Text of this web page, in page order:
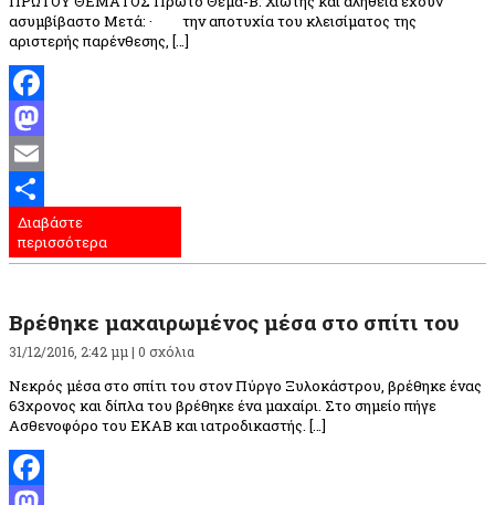
ασυμβίβαστο Μετά: · την αποτυχία του κλεισίματος της
αριστερής παρένθεσης, […]
Facebook
Mastodon
Email
Μοιραστείτε
Διαβάστε
περισσότερα
Βρέθηκε μαχαιρωμένος μέσα στο σπίτι του
31/12/2016, 2:42 μμ | 0 σχόλια
Νεκρός μέσα στο σπίτι του στον Πύργο Ξυλοκάστρου, βρέθηκε ένας
63χρονος και δίπλα του βρέθηκε ένα μαχαίρι. Στο σημείο πήγε
Ασθενοφόρο του ΕΚΑΒ και ιατροδικαστής. […]